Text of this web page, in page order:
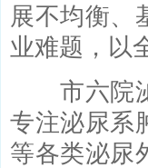
展不均衡、
业难题，以
市六院泌
专注泌尿系
等各类泌尿